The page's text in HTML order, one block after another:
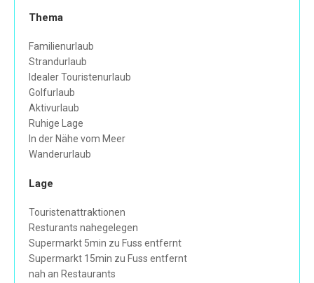
Thema
Familienurlaub
Strandurlaub
Idealer Touristenurlaub
Golfurlaub
Aktivurlaub
Ruhige Lage
In der Nähe vom Meer
Wanderurlaub
Lage
Touristenattraktionen
Resturants nahegelegen
Supermarkt 5min zu Fuss entfernt
Supermarkt 15min zu Fuss entfernt
nah an Restaurants